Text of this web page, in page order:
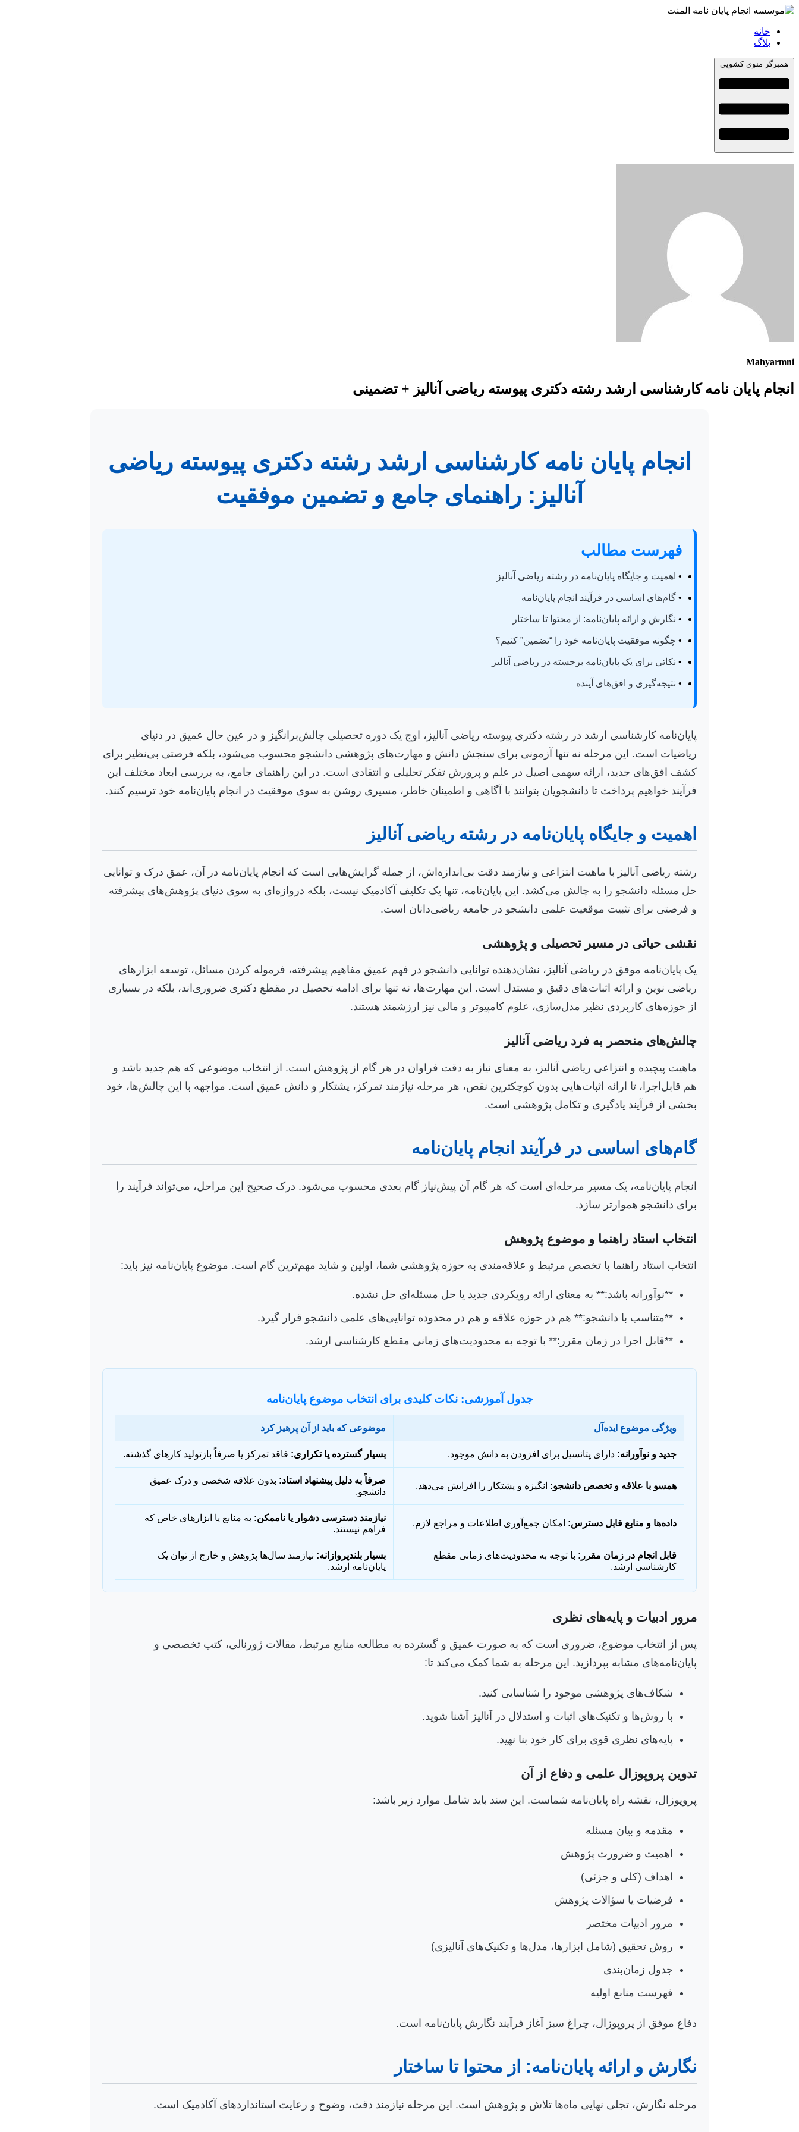
خانه
بلاگ
همبرگر منوی کشویی
Mahyarmni
انجام پایان نامه کارشناسی ارشد رشته دکتری پیوسته ریاضی آنالیز + تضمینی
انجام پایان نامه کارشناسی ارشد رشته دکتری پیوسته ریاضی
آنالیز: راهنمای جامع و تضمین موفقیت
فهرست مطالب
• اهمیت و جایگاه پایان‌نامه در رشته ریاضی آنالیز
• گام‌های اساسی در فرآیند انجام پایان‌نامه
• نگارش و ارائه پایان‌نامه: از محتوا تا ساختار
• چگونه موفقیت پایان‌نامه خود را “تضمین” کنیم؟
• نکاتی برای یک پایان‌نامه برجسته در ریاضی آنالیز
• نتیجه‌گیری و افق‌های آینده
پایان‌نامه کارشناسی ارشد در رشته دکتری پیوسته ریاضی آنالیز، اوج یک دوره تحصیلی چالش‌برانگیز و در عین حال عمیق در دنیای
ریاضیات است. این مرحله نه تنها آزمونی برای سنجش دانش و مهارت‌های پژوهشی دانشجو محسوب می‌شود، بلکه فرصتی بی‌نظیر برای
کشف افق‌های جدید، ارائه سهمی اصیل در علم و پرورش تفکر تحلیلی و انتقادی است. در این راهنمای جامع، به بررسی ابعاد مختلف این
فرآیند خواهیم پرداخت تا دانشجویان بتوانند با آگاهی و اطمینان خاطر، مسیری روشن به سوی موفقیت در انجام پایان‌نامه خود ترسیم کنند.
اهمیت و جایگاه پایان‌نامه در رشته ریاضی آنالیز
رشته ریاضی آنالیز با ماهیت انتزاعی و نیازمند دقت بی‌اندازه‌اش، از جمله گرایش‌هایی است که انجام پایان‌نامه در آن، عمق درک و توانایی
حل مسئله دانشجو را به چالش می‌کشد. این پایان‌نامه، تنها یک تکلیف آکادمیک نیست، بلکه دروازه‌ای به سوی دنیای پژوهش‌های پیشرفته
و فرصتی برای تثبیت موقعیت علمی دانشجو در جامعه ریاضی‌دانان است.
نقشی حیاتی در مسیر تحصیلی و پژوهشی
یک پایان‌نامه موفق در ریاضی آنالیز، نشان‌دهنده توانایی دانشجو در فهم عمیق مفاهیم پیشرفته، فرموله کردن مسائل، توسعه ابزارهای
ریاضی نوین و ارائه اثبات‌های دقیق و مستدل است. این مهارت‌ها، نه تنها برای ادامه تحصیل در مقطع دکتری ضروری‌اند، بلکه در بسیاری
از حوزه‌های کاربردی نظیر مدل‌سازی، علوم کامپیوتر و مالی نیز ارزشمند هستند.
چالش‌های منحصر به فرد ریاضی آنالیز
ماهیت پیچیده و انتزاعی ریاضی آنالیز، به معنای نیاز به دقت فراوان در هر گام از پژوهش است. از انتخاب موضوعی که هم جدید باشد و
هم قابل‌اجرا، تا ارائه اثبات‌هایی بدون کوچکترین نقص، هر مرحله نیازمند تمرکز، پشتکار و دانش عمیق است. مواجهه با این چالش‌ها، خود
بخشی از فرآیند یادگیری و تکامل پژوهشی است.
گام‌های اساسی در فرآیند انجام پایان‌نامه
انجام پایان‌نامه، یک مسیر مرحله‌ای است که هر گام آن پیش‌نیاز گام بعدی محسوب می‌شود. درک صحیح این مراحل، می‌تواند فرآیند را
برای دانشجو هموارتر سازد.
انتخاب استاد راهنما و موضوع پژوهش
انتخاب استاد راهنما با تخصص مرتبط و علاقه‌مندی به حوزه پژوهشی شما، اولین و شاید مهم‌ترین گام است. موضوع پایان‌نامه نیز باید:
**نوآورانه باشد:** به معنای ارائه رویکردی جدید یا حل مسئله‌ای حل نشده.
**متناسب با دانشجو:** هم در حوزه علاقه و هم در محدوده توانایی‌های علمی دانشجو قرار گیرد.
**قابل اجرا در زمان مقرر:** با توجه به محدودیت‌های زمانی مقطع کارشناسی ارشد.
جدول آموزشی: نکات کلیدی برای انتخاب موضوع پایان‌نامه
ویژگی موضوع ایده‌آل موضوعی که باید از آن پرهیز کرد
جدید و نوآورانه: دارای پتانسیل برای افزودن به دانش موجود. بسیار گسترده یا تکراری: فاقد تمرکز یا صرفاً بازتولید کارهای گذشته.
همسو با علاقه و تخصص دانشجو: انگیزه و پشتکار را افزایش می‌دهد.
صرفاً به دلیل پیشنهاد استاد: بدون علاقه شخصی و درک عمیق
دانشجو.
داده‌ها و منابع قابل دسترس: امکان جمع‌آوری اطلاعات و مراجع لازم.
نیازمند دسترسی دشوار یا ناممکن: به منابع یا ابزارهای خاص که
فراهم نیستند.
قابل انجام در زمان مقرر: با توجه به محدودیت‌های زمانی مقطع
کارشناسی ارشد.
بسیار بلندپروازانه: نیازمند سال‌ها پژوهش و خارج از توان یک
پایان‌نامه ارشد.
مرور ادبیات و پایه‌های نظری
پس از انتخاب موضوع، ضروری است که به صورت عمیق و گسترده به مطالعه منابع مرتبط، مقالات ژورنالی، کتب تخصصی و
پایان‌نامه‌های مشابه بپردازید. این مرحله به شما کمک می‌کند تا:
شکاف‌های پژوهشی موجود را شناسایی کنید.
با روش‌ها و تکنیک‌های اثبات و استدلال در آنالیز آشنا شوید.
پایه‌های نظری قوی برای کار خود بنا نهید.
تدوین پروپوزال علمی و دفاع از آن
پروپوزال، نقشه راه پایان‌نامه شماست. این سند باید شامل موارد زیر باشد:
مقدمه و بیان مسئله
اهمیت و ضرورت پژوهش
اهداف (کلی و جزئی)
فرضیات یا سؤالات پژوهش
مرور ادبیات مختصر
روش تحقیق (شامل ابزارها، مدل‌ها و تکنیک‌های آنالیزی)
جدول زمان‌بندی
فهرست منابع اولیه
دفاع موفق از پروپوزال، چراغ سبز آغاز فرآیند نگارش پایان‌نامه است.
نگارش و ارائه پایان‌نامه: از محتوا تا ساختار
مرحله نگارش، تجلی نهایی ماه‌ها تلاش و پژوهش است. این مرحله نیازمند دقت، وضوح و رعایت استاندارد‌های آکادمیک است.